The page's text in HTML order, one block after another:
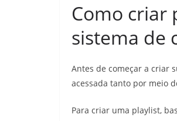
Como criar
sistema de
Antes de começar a criar
acessada tanto por meio
Para criar uma playlist,